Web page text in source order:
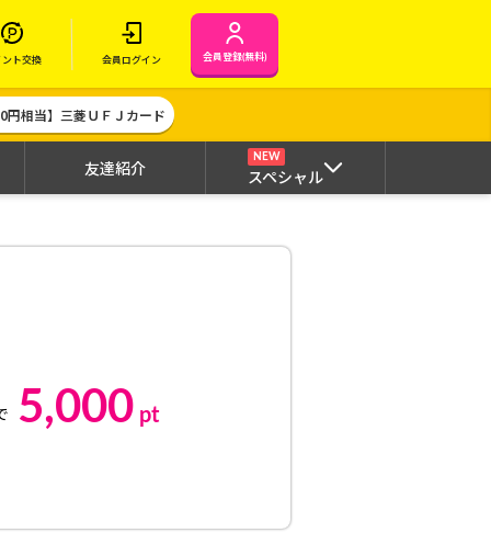
ント交換 会員ログイン 会員登録(無料)
円相当】三菱ＵＦＪカード
友達紹介
NEW
スペシャル
5,000 pt